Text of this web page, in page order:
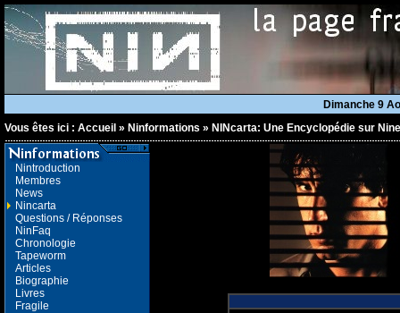
Dimanche 9
Vous êtes ici : Accueil » Ninformations » NINcarta: Une Encyclopédie sur
Nintroduction
Membres
News
Nincarta
Questions / Réponses
NinFaq
Chronologie
Tapeworm
Articles
Biographie
Livres
Fragile